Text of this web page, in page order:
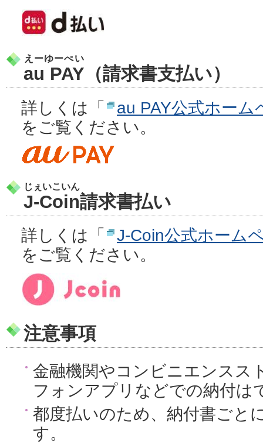
au PAY
えーゆーぺい
（請求書支払い）
詳しくは「
au PAY公式ホーム
をご覧ください。
J-Coin
じぇいこいん
請求書払い
詳しくは「
J-Coin公式ホーム
をご覧ください。
注意事項
金融機関やコンビニエンスス
フォンアプリなどでの納付は
都度払いのため、納付書ごと
す。